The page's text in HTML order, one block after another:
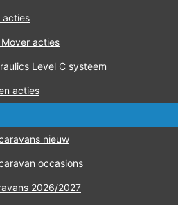
acties
acties
Level C systeem
acties
nieuw
occasions
2026/2027